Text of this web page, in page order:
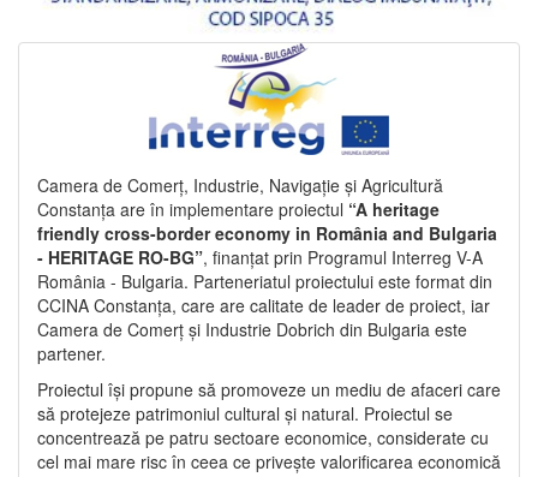
Camera de Comerț, Industrie, Navigație și Agricultură
Constanța are în implementare proiectul “A heritage
friendly cross-border economy in România and Bulgaria
- HERITAGE RO-BG”, finanțat prin Programul Interreg V-A
România - Bulgaria. Parteneriatul proiectului este format din
CCINA Constanța, care are calitate de leader de proiect, iar
Camera de Comerț și Industrie Dobrich din Bulgaria este
partener.
Proiectul își propune să promoveze un mediu de afaceri care
să protejeze patrimoniul cultural și natural. Proiectul se
concentrează pe patru sectoare economice, considerate cu
cel mai mare risc în ceea ce privește valorificarea economică